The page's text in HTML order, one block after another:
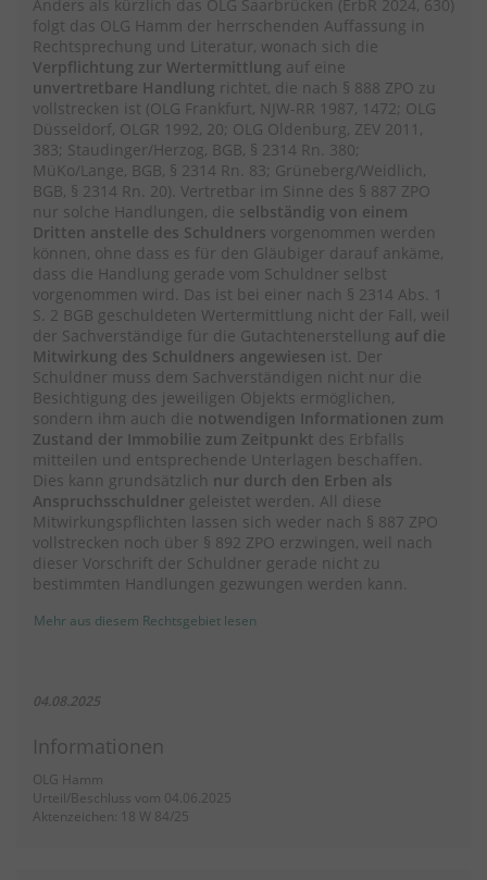
Anders als kürzlich das OLG Saarbrücken (ErbR 2024, 630)
folgt das OLG Hamm der herrschenden Auffassung in
Rechtsprechung und Literatur, wonach sich die
Verpflichtung zur Wertermittlung auf eine
unvertretbare Handlung richtet, die nach § 888 ZPO zu
vollstrecken ist (OLG Frankfurt, NJW-RR 1987, 1472; OLG
Düsseldorf, OLGR 1992, 20; OLG Oldenburg, ZEV 2011,
383; Staudinger/Herzog, BGB, § 2314 Rn. 380;
MüKo/Lange, BGB, § 2314 Rn. 83; Grüneberg/Weidlich,
BGB, § 2314 Rn. 20). Vertretbar im Sinne des § 887 ZPO
nur solche Handlungen, die selbständig von einem
Dritten anstelle des Schuldners vorgenommen werden
können, ohne dass es für den Gläubiger darauf ankäme,
dass die Handlung gerade vom Schuldner selbst
vorgenommen wird. Das ist bei einer nach § 2314 Abs. 1
S. 2 BGB geschuldeten Wertermittlung nicht der Fall, weil
der Sachverständige für die Gutachtenerstellung auf die
Mitwirkung des Schuldners angewiesen ist. Der
Schuldner muss dem Sachverständigen nicht nur die
Besichtigung des jeweiligen Objekts ermöglichen,
sondern ihm auch die notwendigen Informationen zum
Zustand der Immobilie zum Zeitpunkt des Erbfalls
mitteilen und entsprechende Unterlagen beschaffen.
Dies kann grundsätzlich nur durch den Erben als
Anspruchsschuldner geleistet werden. All diese
Mitwirkungspflichten lassen sich weder nach § 887 ZPO
vollstrecken noch über § 892 ZPO erzwingen, weil nach
dieser Vorschrift der Schuldner gerade nicht zu
bestimmten Handlungen gezwungen werden kann.
Mehr aus diesem Rechtsgebiet lesen
04.08.2025
Informationen
OLG Hamm
Urteil/Beschluss vom 04.06.2025
Aktenzeichen: 18 W 84/25